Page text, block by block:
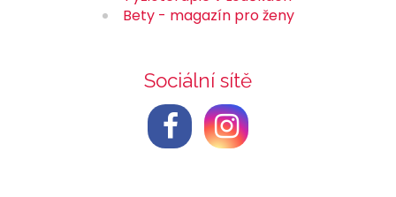
Bety - magazín pro ženy
Sociální sítě